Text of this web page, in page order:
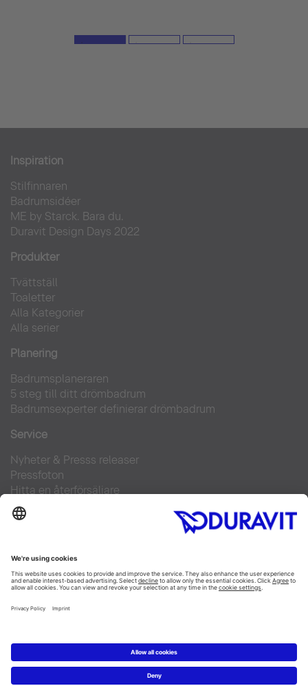
Inspiration
Stilfinnaren
Badrumsidéer
ME by Starck. Bara du.
Duravit Design Days 2022
Produkter
Tvättställ
Toaletter
Alla Kategorier
Alla serier
Planering
Badrumsplaneraren
5 steg till ditt drömbadrum
Badrumsexperter definierar drömbadrum
Service
Nyheter & Presss releaser
Pressfoton
Hitta en återförsäljare
FAQs
Facebook
Instagram
Pinterest
Flickr
Copyright © 2026 Duravit AG
Impressum|Integrity and Compliance|